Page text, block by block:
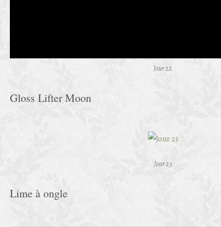
Jour 22
Gloss Lifter Moon
Jour 23
Lime à ongle